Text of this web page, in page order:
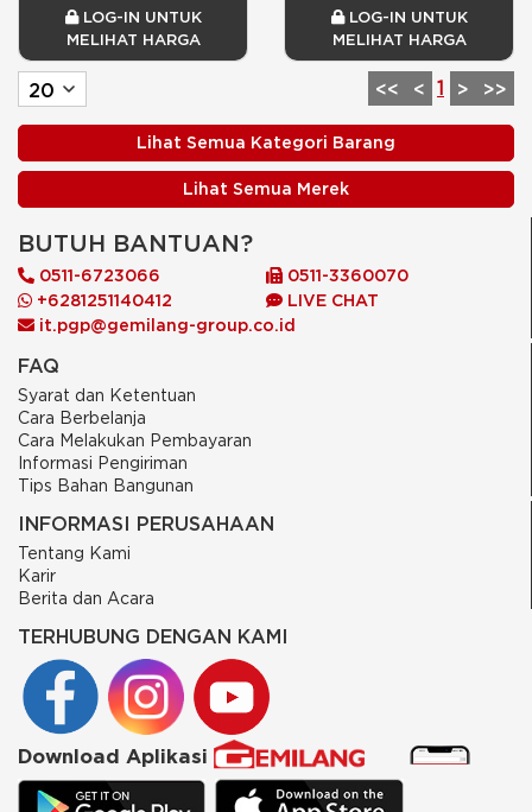
LOG-IN UNTUK
MELIHAT HARGA
LOG-IN UNTUK
MELIHAT HARGA
<< < 1 > >>
Lihat Semua Kategori Barang
Lihat Semua Merek
BUTUH BANTUAN?
0511-6723066
0511-3360070
+6281251140412
LIVE CHAT
it.pgp@gemilang-group.co.id
FAQ
Syarat dan Ketentuan
Cara Berbelanja
Cara Melakukan Pembayaran
Informasi Pengiriman
Tips Bahan Bangunan
INFORMASI PERUSAHAAN
Tentang Kami
Karir
Berita dan Acara
TERHUBUNG DENGAN KAMI
Download Aplikasi